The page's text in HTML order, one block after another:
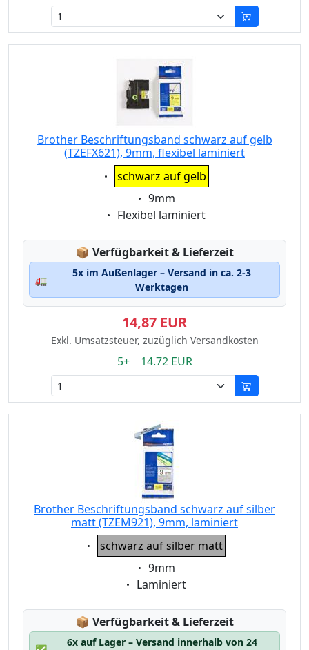
Brother Beschriftungsband schwarz auf gelb
(TZEFX621), 9mm, flexibel laminiert
Eigenschaft:
schwarz auf gelb
Eigenschaft:
9mm
Eigenschaft:
Flexibel laminiert
📦 Lagerstatus:
Verfügbarkeit & Lieferzeit
🚛
5x im Außenlager – Versand in ca. 2-3
Werktagen
14,87 EUR
Exkl. Umsatzsteuer, zuzüglich Versandkosten
5+ 14.72 EUR
Brother Beschriftungsband schwarz auf silber
matt (TZEM921), 9mm, laminiert
Eigenschaft:
schwarz auf silber matt
Eigenschaft:
9mm
Eigenschaft:
Laminiert
📦 Lagerstatus:
Verfügbarkeit & Lieferzeit
6x auf Lager – Versand innerhalb von 24